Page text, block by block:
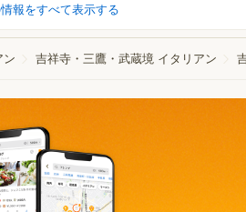
報をすべて表示する
ン 吉祥寺・三鷹・武蔵境 イタリアン